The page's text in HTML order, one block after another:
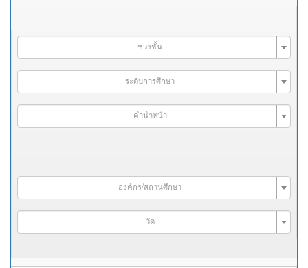
ช่วงชั้น
ระดับการศึกษา
คำนำหน้า
องค์กร/สถานศึกษา
วัด